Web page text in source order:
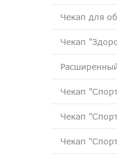
Чекап для
Чекап
Чекап
Чекап
Чекап